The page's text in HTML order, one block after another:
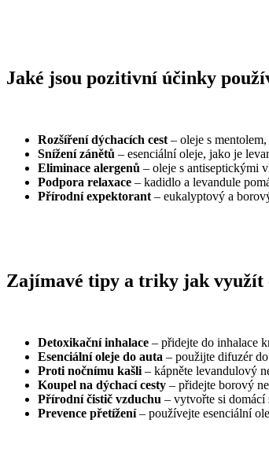
Jaké jsou pozitivní účinky
Rozšíření dýchacích cest – oleje s
Snížení zánětů – esenciální oleje, jako je
Eliminace alergenů – oleje s antiseptickými
Podpora relaxace – kadidlo a levandule
Přírodní expektorant – eukalyptový a
Zajímavé tipy a triky jak využít
Detoxikační inhalace – přidejte do inhalace
Esenciální oleje do auta – použijte difuzér
Proti nočnímu kašli – kápněte levandulový
Koupel na dýchací cesty – přidejte borový
Přírodní čistič vzduchu – vytvořte si domácí
Prevence přetížení– používejte esenciální